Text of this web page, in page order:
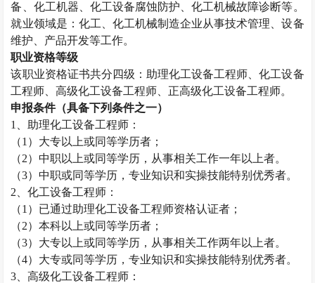
备、化工机器、化工设备腐蚀防护、化工机械故障诊断等。
就业领域是：化工、化工机械制造企业从事技术管理、设备
维护、产品开发等工作。
职业资格等级
该职业资格证书共分四级：助理化工设备工程师、化工设备
工程师、高级化工设备工程师、正高级化工设备工程师。
申报条件（具备下列条件之一）
1
、助理化工设备工程师：
（1 ）大专以上或同等学历者；
（2）中职以上或同等学历，从事相关工作一年以上者。
（3）中职或同等学历，专业知识和实操技能特别优秀者。
2 、化工设备工程师：
（1 ）已通过助理化工设备工程师资格认证者；
（2）本科以上或同等学历者；
（3）大专以上或同等学历，从事相关工作两年以上者。
（4）大专或同等学历，专业知识和实操技能特别优秀者。
3 、高级化工设备工程师：